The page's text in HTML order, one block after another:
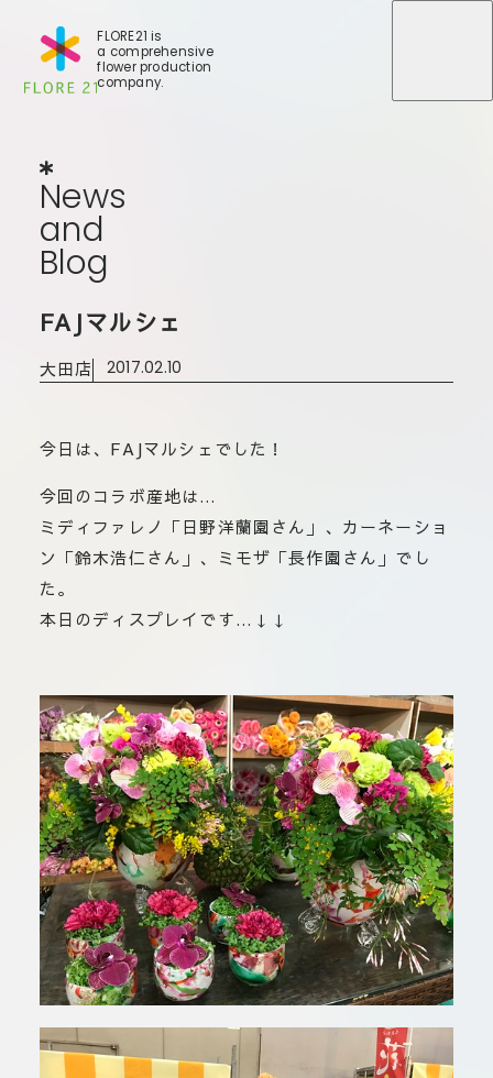
FLORE21 is
a comprehensive
flower production
company.
News
News
and
and
Blog
Blog
FAJマルシェ
大田店 2017.02.10
今日は、FAJマルシェでした！
今回のコラボ産地は…
ミディファレノ「日野洋蘭園さん」、カーネーショ
ン「鈴木浩仁さん」、ミモザ「長作園さん」でし
た。
本日のディスプレイです…↓↓
大田本店
大田新店
板橋店
川崎加工部
会社概要
お取引につ
いて
flore21
official instagram
Tokyo
shokubutsu zufu
facebook